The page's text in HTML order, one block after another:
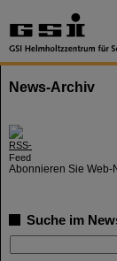
News-Archiv
Abonnieren Sie Web-
Suche im